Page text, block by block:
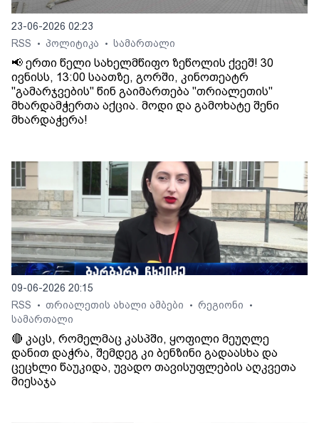
23-06-2026 02:23
RSS
• პოლიტიკა • სამართალი
📢 ერთი წელი სახელმწიფო ზეწოლის ქვეშ! 30
ივნისს, 13:00 საათზე, გორში, კინოთეატრ
"გამარჯვების" წინ გაიმართება "თრიალეთის"
მხარდამჭერთა აქცია. მოდი და გამოხატე შენი
მხარდაჭერა!
09-06-2026 20:15
RSS
• თრიალეთის ახალი ამბები • რეგიონი •
სამართალი
🔴 კაცს, რომელმაც კასპში, ყოფილი მეუღლე
დანით დაჭრა, შემდეგ კი ბენზინი გადაასხა და
ცეცხლი წაუკიდა, უვადო თავისუფლების აღკვეთა
მიესაჯა